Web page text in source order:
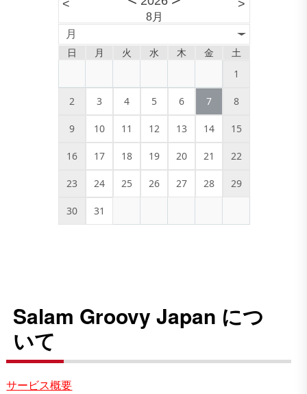
<
8月
>
月
日 月 火 水 木 金 土
1
2 3 4 5 6 7 8
9 10 11 12 13 14 15
16 17 18 19 20 21 22
23 24 25 26 27 28 29
30 31
Salam Groovy Japan につ
いて
サービス概要